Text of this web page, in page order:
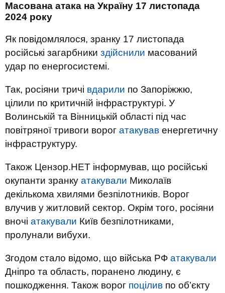
Масована атака на Україну 17 листопада
2024 року
Як повідомлялося, зранку 17 листопада
російські загарбники здійснили масований
удар по енергосистемі.
Так, росіяни тричі вдарили по Запоріжжю,
цілили по критичній інфраструктурі. У
Волинській та Вінницькій області під час
повітряної тривоги ворог атакував енергетичну
інфраструктуру.
Також Цензор.НЕТ інформував, що російські
окупанти зранку атакували Миколаїв
декількома хвилями безпілотників. Ворог
влучив у житловий сектор. Окрім того, росіяни
вночі атакували Київ безпілотниками,
пролунали вибухи.
Згодом стало відомо, що війська РФ атакували
Дніпро та область, поранено людину, є
пошкодження. Також ворог поцілив по об’єкту